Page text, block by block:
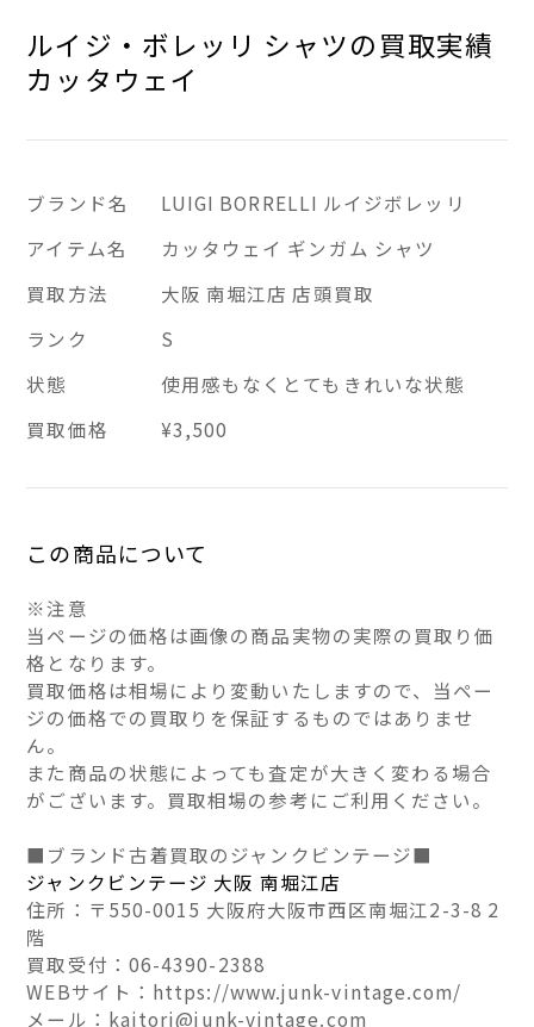
ルイジ・ボレッリ シャツの買取実績
カッタウェイ
ブランド名
LUIGI BORRELLI ルイジボレッリ
アイテム名
カッタウェイ ギンガム シャツ
買取方法
大阪 南堀江店 店頭買取
ランク
S
状態
使用感もなくとてもきれいな状態
買取価格
¥3,500
この商品について
※注意
当ページの価格は画像の商品実物の実際の買取り価
格となります。
買取価格は相場により変動いたしますので、当ペー
ジの価格での買取りを保証するものではありませ
ん。
また商品の状態によっても査定が大きく変わる場合
がございます。買取相場の参考にご利用ください。
■ブランド古着買取のジャンクビンテージ■
ジャンクビンテージ 大阪 南堀江店
住所：〒550-0015 大阪府大阪市西区南堀江2-3-8 2
階
買取受付：06-4390-2388
WEBサイト：https://www.junk-vintage.com/
メール：kaitori@junk-vintage.com